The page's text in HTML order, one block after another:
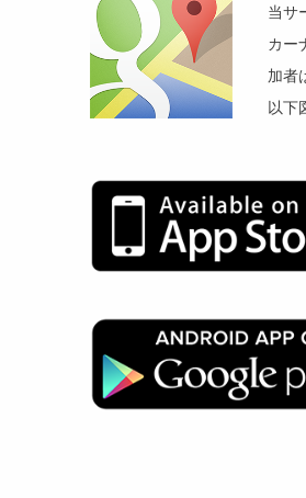
当サ
カー
加者
以下